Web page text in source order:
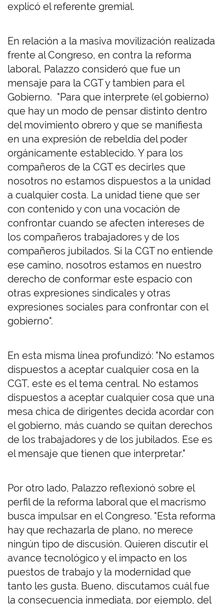
explicó el referente gremial.
En relación a la masiva movilización realizada
frente al Congreso, en contra la reforma
laboral, Palazzo consideró que fue un
mensaje para la CGT y tambien para el
Gobierno. "Para que interprete (el gobierno)
que hay un modo de pensar distinto dentro
del movimiento obrero y que se manifiesta
en una expresión de rebeldía del poder
orgánicamente establecido. Y para los
compañeros de la CGT es decirles que
nosotros no estamos dispuestos a la unidad
a cualquier costa. La unidad tiene que ser
con contenido y con una vocación de
confrontar cuando se afecten intereses de
los compañeros trabajadores y de los
compañeros jubilados. Si la CGT no entiende
ese camino, nosotros estamos en nuestro
derecho de conformar este espacio con
otras expresiones sindicales y otras
expresiones sociales para confrontar con el
gobierno".
En esta misma línea profundizó: "No estamos
dispuestos a aceptar cualquier cosa en la
CGT, este es el tema central. No estamos
dispuestos a aceptar cualquier cosa que una
mesa chica de dirigentes decida acordar con
el gobierno, más cuando se quitan derechos
de los trabajadores y de los jubilados. Ese es
el mensaje que tienen que interpretar."
Por otro lado, Palazzo reflexionó sobre el
perfil de la reforma laboral que el macrismo
busca impulsar en el Congreso. "Esta reforma
hay que rechazarla de plano, no merece
ningún tipo de discusión. Quieren discutir el
avance tecnológico y el impacto en los
puestos de trabajo y la modernidad que
tanto les gusta. Bueno, discutamos cuál fue
la consecuencia inmediata, por ejemplo, del